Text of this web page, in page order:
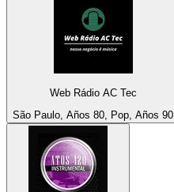
Web Rádio AC Tec
São Paulo, Años 80, Pop, Años 90